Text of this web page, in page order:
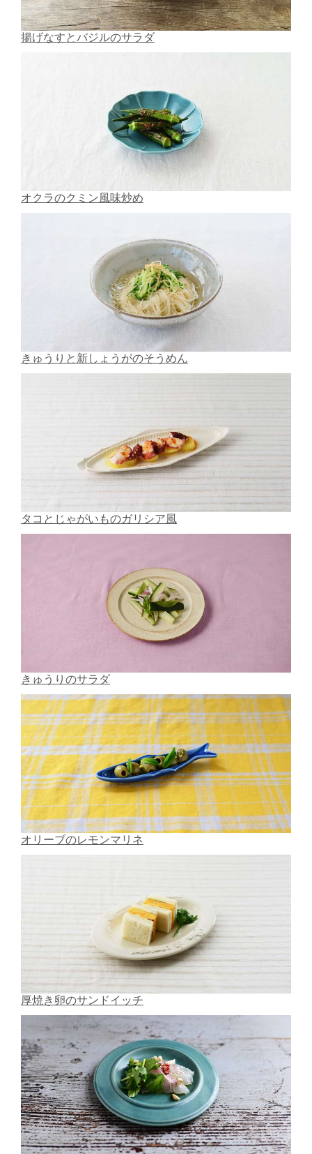
揚げなすとバジルのサラダ
オクラのクミン風味炒め
きゅうりと新しょうがのそうめん
タコとじゃがいものガリシア風
きゅうりのサラダ
オリーブのレモンマリネ
厚焼き卵のサンドイッチ